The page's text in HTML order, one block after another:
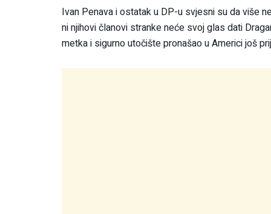
Ivan Penava i ostatak u DP-u svjesni su da više
ni njihovi članovi stranke neće svoj glas dati
metka i sigurno utočište pronašao u Americi još